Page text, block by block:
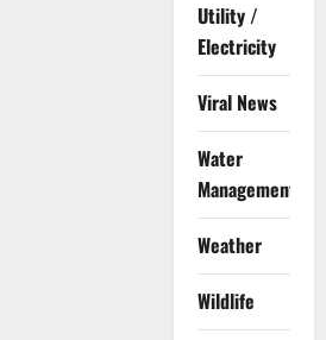
Utility /
Electricity
Viral News
Water
Management
Weather
Wildlife